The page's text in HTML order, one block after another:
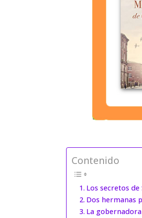
Contenido
Los secretos
Dos hermanas
La